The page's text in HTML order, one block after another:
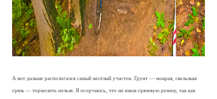
А вот дальше распологался самый весёлый участок. Грунт — мокрая, скользкая
грязь — тормозить нельзя. Я огорчаюсь, что не взяла грязевую резину, так как